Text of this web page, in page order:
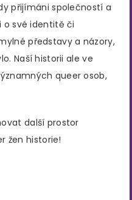
přijímáni společností a
o své identitě či
představy a názory,
Naší historii ale ve
queer osob,
další prostor
žen historie!